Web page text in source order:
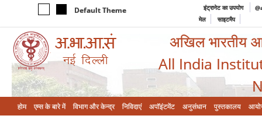
Default Theme इंट्रानेट का उपयोग
मेल
साइटमैप
अखिल भारतीय
All India
होम एम्‍स के बारे में विभाग और केन्‍द्र निविदाएं अपॉइंटमेंट अनुसंधान पुस्तकालय